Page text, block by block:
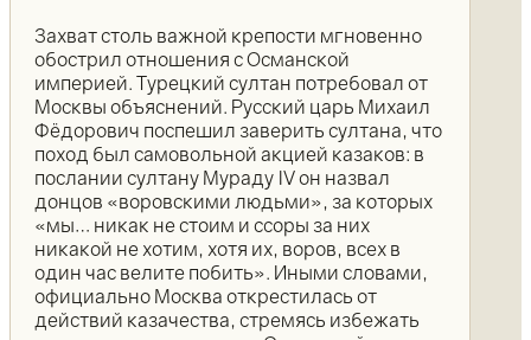
Захват столь важной крепости мгновенно
обострил отношения с Османской
империей. Турецкий султан потребовал от
Москвы объяснений. Русский царь Михаил
Фёдорович поспешил заверить султана, что
поход был самовольной акцией казаков: в
послании султану Мураду IV он назвал
донцов «воровскими людьми», за которых
«мы… никак не стоим и ссоры за них
никакой не хотим, хотя их, воров, всех в
один час велите побить». Иными словами,
официально Москва открестилась от
действий казачества, стремясь избежать